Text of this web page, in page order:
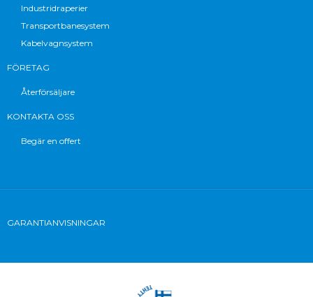
Industridraperier
Transportbanesystem
Kabelvagnsystem
FÖRETAG
Återförsäljare
KONTAKTA OSS
Begär en offert
GARANTIANVISNINGAR